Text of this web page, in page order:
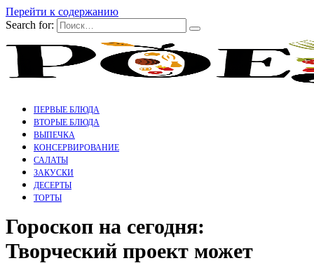
Перейти к содержанию
Search for:
ПЕРВЫЕ БЛЮДА
ВТОРЫЕ БЛЮДА
ВЫПЕЧКА
КОНСЕРВИРОВАНИЕ
САЛАТЫ
ЗАКУСКИ
ДЕСЕРТЫ
ТОРТЫ
Гороскоп на сегодня:
Творческий проект может